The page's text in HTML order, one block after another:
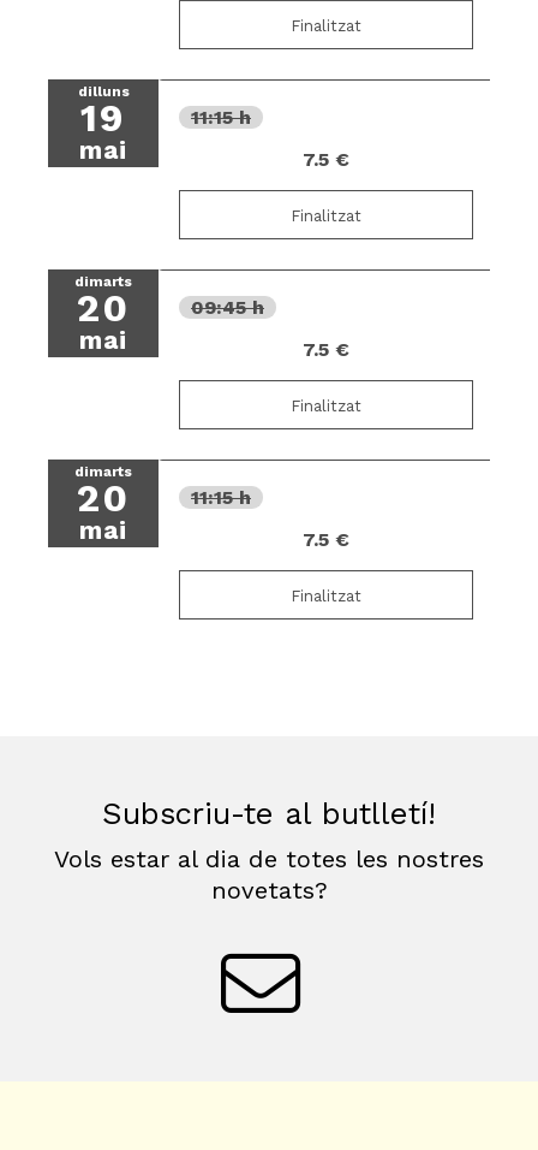
Finalitzat
dilluns
19
mai
11:15 h
7.5 €
Finalitzat
dimarts
20
mai
09:45 h
7.5 €
Finalitzat
dimarts
20
mai
11:15 h
7.5 €
Finalitzat
Subscriu-te al butlletí!
Vols estar al dia de totes les nostres
novetats?